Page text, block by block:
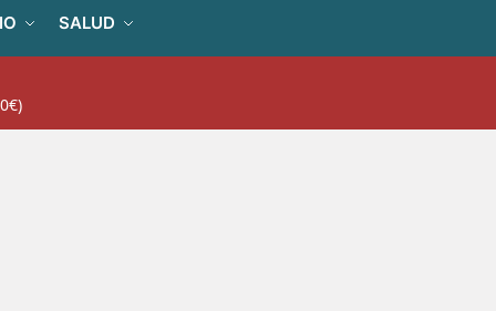
SALUD